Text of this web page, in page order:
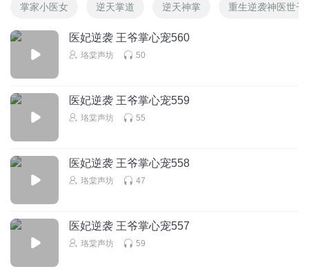
掌家小医女 逆天掌道 逆天神掌 重生逆袭神医世子
医妃逆袭 王爷掌心宠560
珞棠声坊 50
医妃逆袭 王爷掌心宠559
珞棠声坊 55
医妃逆袭 王爷掌心宠558
珞棠声坊 47
医妃逆袭 王爷掌心宠557
珞棠声坊 59